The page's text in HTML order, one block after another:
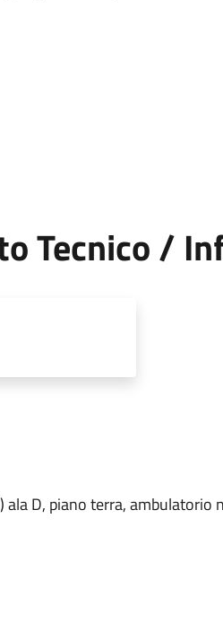
Tecnico /
D, piano terra, ambulatorio